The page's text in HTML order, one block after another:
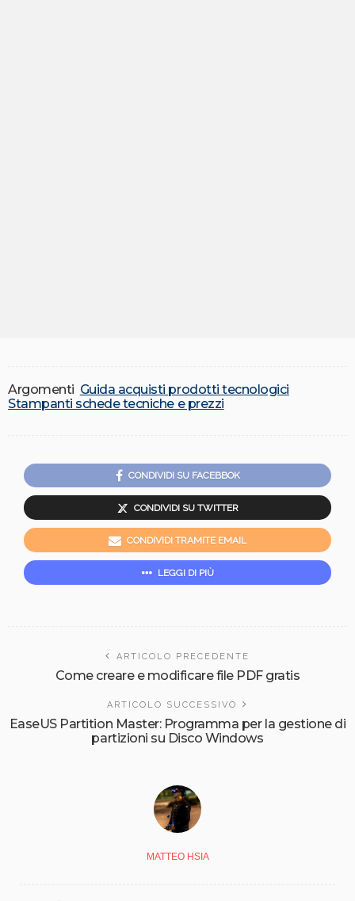
Argomenti Guida acquisti prodotti tecnologici
Stampanti schede tecniche e prezzi
CONDIVIDI SU FACEBBOK
CONDIVIDI SU TWITTER
CONDIVIDI TRAMITE EMAIL
LEGGI DI PIÙ
ARTICOLO PRECEDENTE
Come creare e modificare file PDF gratis
ARTICOLO SUCCESSIVO
EaseUS Partition Master: Programma per la gestione di
partizioni su Disco Windows
MATTEO HSIA